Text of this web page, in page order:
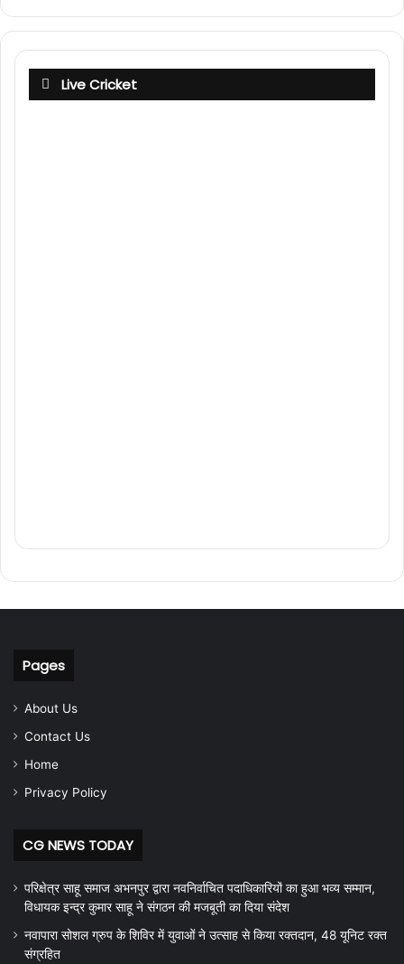
Live Cricket
Pages
About Us
Contact Us
Home
Privacy Policy
CG NEWS TODAY
परिक्षेत्र साहू समाज अभनपुर द्वारा नवनिर्वाचित पदाधिकारियों का हुआ भव्य सम्मान,
विधायक इन्द्र कुमार साहू ने संगठन की मजबूती का दिया संदेश
नवापारा सोशल ग्रुप के शिविर में युवाओं ने उत्साह से किया रक्तदान, 48 यूनिट रक्त
संग्रहित